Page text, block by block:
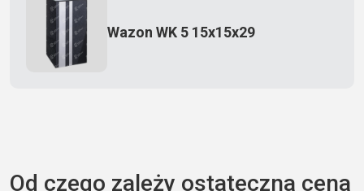
Wazon WK 5 15x15x29
Od czego zależy ostateczna cena